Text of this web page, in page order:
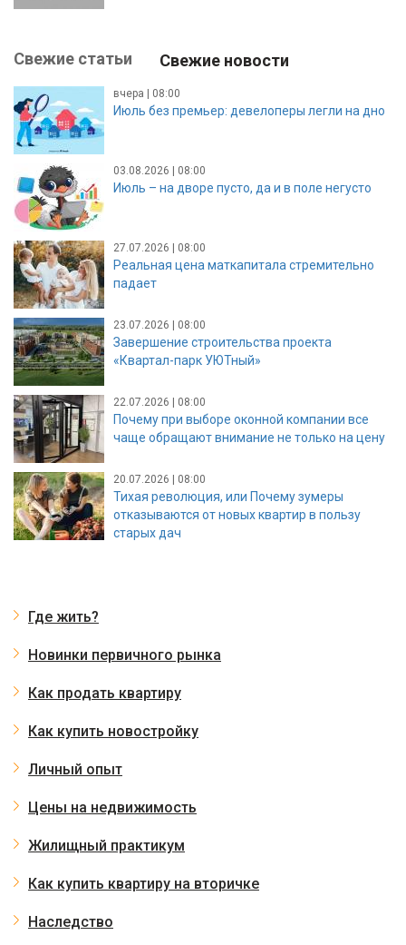
Свежие статьи Свежие новости
вчера | 08:00
Июль без премьер: девелоперы легли на дно
03.08.2026 | 08:00
Июль – на дворе пусто, да и в поле негусто
27.07.2026 | 08:00
Реальная цена маткапитала стремительно
падает
23.07.2026 | 08:00
Завершение строительства проекта
«Квартал-парк УЮТный»
22.07.2026 | 08:00
Почему при выборе оконной компании все
чаще обращают внимание не только на цену
20.07.2026 | 08:00
Тихая революция, или Почему зумеры
отказываются от новых квартир в пользу
старых дач
Где жить?
Новинки первичного рынка
Как продать квартиру
Как купить новостройку
Личный опыт
Цены на недвижимость
Жилищный практикум
Как купить квартиру на вторичке
Наследство